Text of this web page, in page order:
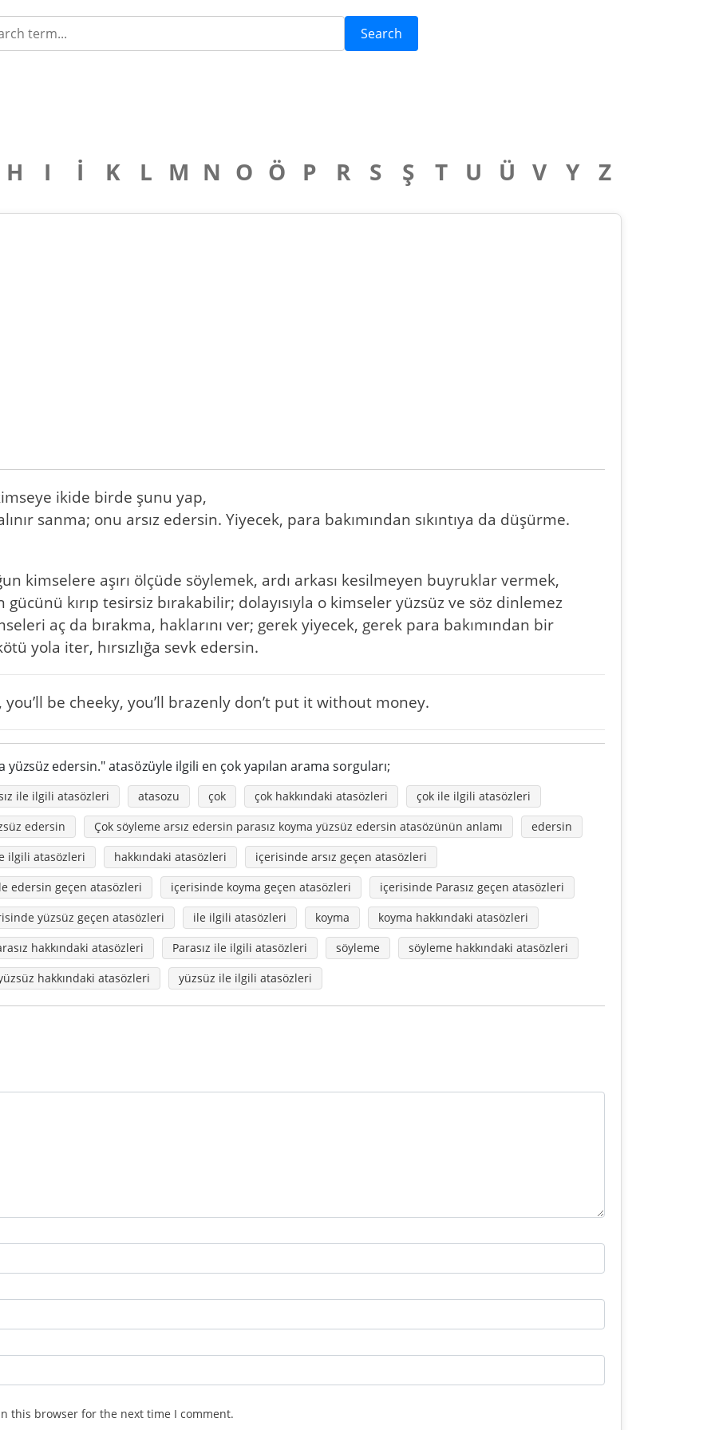
Search
H I İ K L M N O Ö P R S Ş T U Ü V Y Z
ikide birde şunu yap,
sanma; onu arsız edersin. Yiyecek, para bakımından sıkıntıya da düşürme.
kimselere aşırı ölçüde söylemek, ardı arkası kesilmeyen buyruklar vermek,
kırıp tesirsiz bırakabilir; dolayısıyla o kimseler yüzsüz ve söz dinlemez
aç da bırakma, haklarını ver; gerek yiyecek, gerek para bakımından bir
yola iter, hırsızlığa sevk edersin.
you’ll be cheeky, you’ll brazenly don’t put it without money.
yüzsüz edersin." atasözüyle ilgili en çok yapılan arama sorguları;
ile ilgili atasözleri atasozu çok çok hakkındaki atasözleri
çok ile ilgili atasözleri
edersin
Çok söyleme arsız edersin parasız koyma yüzsüz edersin atasözünün anlamı
edersin
ilgili atasözleri hakkındaki atasözleri
içerisinde arsız geçen atasözleri
edersin geçen atasözleri içerisinde koyma geçen atasözleri
içerisinde Parasız geçen atasözleri
yüzsüz geçen atasözleri ile ilgili atasözleri koyma
koyma hakkındaki atasözleri
hakkındaki atasözleri Parasız ile ilgili atasözleri söyleme
söyleme hakkındaki atasözleri
hakkındaki atasözleri yüzsüz ile ilgili atasözleri
this browser for the next time I comment.